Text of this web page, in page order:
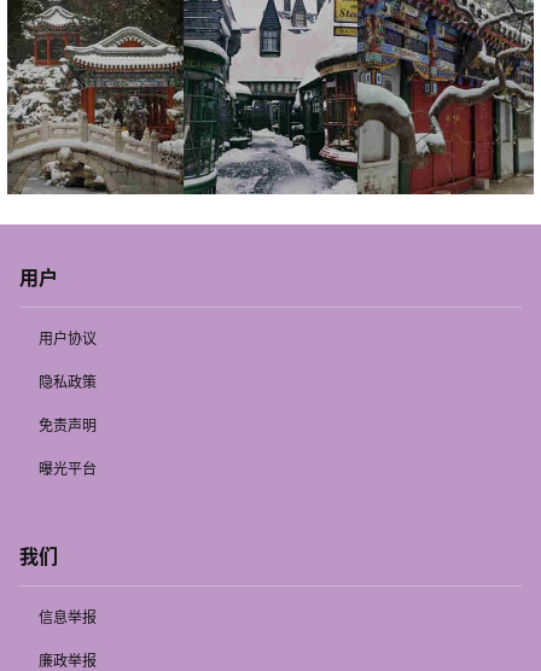
用户
用户协议
隐私政策
免责声明
曝光平台
我们
信息举报
廉政举报